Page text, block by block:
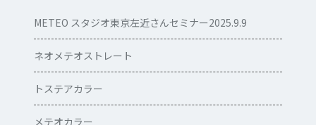
METEO スタジオ東京左近さんセミナー2025.9.9
ネオメテオストレート
トステアカラー
メテオカラー